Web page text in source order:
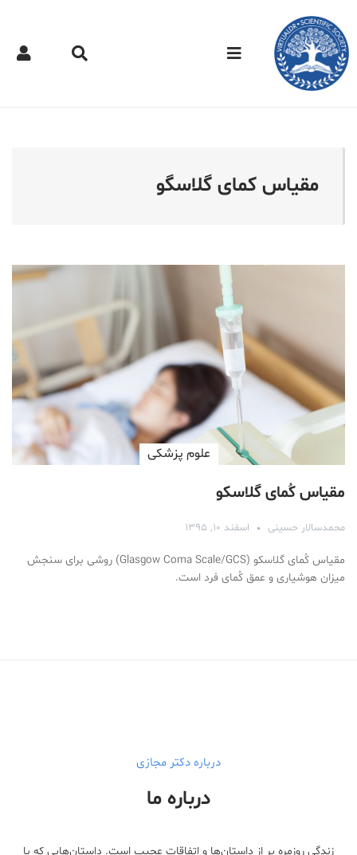
دکتر مجازی - مقیاس کمای
مقیاس کمای گلاسگو
علوم پزشكی
مقیاس کُمای گلاسکو
محمد‌سالار حسینی اسفند ۱۰, ۱۳۹۵
مقیاس کُمای گلاسکو (Glasgow Coma Scale/GCS) روشی برای سنجش
میزان هوشیاری و عمق کُمای فرد است.
درباره دکتر مجازی
درباره ما
زندگی روزمره پر از داستان‌ها و اتفاقات عجیب است. داستان‌هایی که با